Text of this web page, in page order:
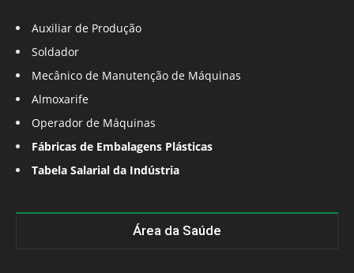
Auxiliar de Produção
Soldador
Mecânico de Manutenção de Máquinas
Almoxarife
Operador de Máquinas
Fábricas de Embalagens Plásticas
Tabela Salarial da Indústria
Área da Saúde